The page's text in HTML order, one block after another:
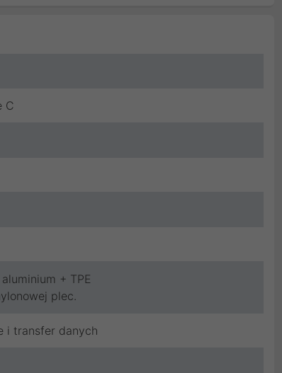
C
+ TPE
plec.
i transfer danych